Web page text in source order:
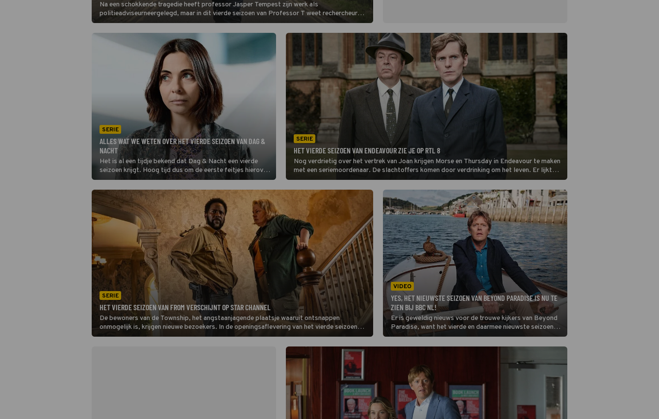
Na een schokkende tragedie heeft professor Jasper Tempest zijn werk als
politieadviseurneergelegd, maar in dit vierde seizoen van Professor T weet rechercheur
Winters hem toch weer in te schakelen voor een lastige vermissingszaak.
SERIE
ALLES WAT WE WETEN OVER HET VIERDE SEIZOEN VAN DAG &
NACHT
Het is al een tijdje bekend dat Dag & Nacht een vierde
seizoen krijgt. Hoog tijd dus om de eerste feitjes hierover
op een rijtje te zetten!
SERIE
HET VIERDE SEIZOEN VAN ENDEAVOUR ZIE JE OP RTL 8
Nog verdrietig over het vertrek van Joan krijgen Morse en Thursday in Endeavour te maken
met een seriemoordenaar. De slachtoffers komen door verdrinking om het leven. Er lijkt
een verband te zijn met de plaatselijke schaakclub. (HH)
SERIE
HET VIERDE SEIZOEN VAN FROM VERSCHIJNT OP STAR CHANNEL
De bewoners van de Township, het angstaanjagende plaatsje waaruit ontsnappen
onmogelijk is, krijgen nieuwe bezoekers. In de openingsaflevering van het vierde seizoen
van From krijgen een predikant en zijn reisgezel een ongeluk.
VIDEO
YES, HET NIEUWSTE SEIZOEN VAN BEYOND PARADISE IS NU TE
ZIEN BIJ BBC NL!
Er is geweldig nieuws voor de trouwe kijkers van Beyond
Paradise, want het vierde en daarmee nieuwste seizoen
gaat vandaag van start bij BBC NL.